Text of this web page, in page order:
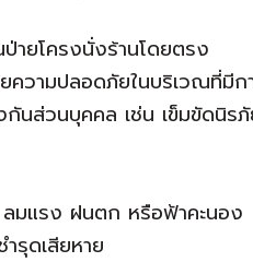
ายโครงนั่งร้านโดยตรง
วามปลอดภัยในบริเวณที่มี
ส่วนบุคคล เช่น เข็มขัดนิร
มแรง ฝนตก หรือฟ้าคะนอง
รุดเสียหาย